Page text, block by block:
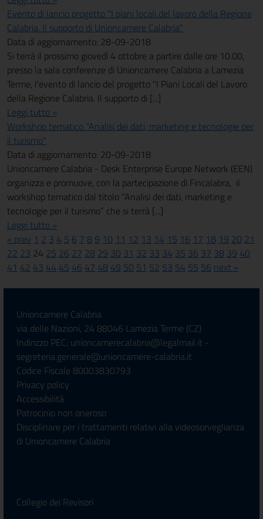
Evento di lancio progetto "I piani locali del lavoro della Regione
Calabria. Il supporto di Unioncamere Calabria"
Data di aggiornamento: 28-09-2018
Si terrà il prossimo giovedì 4 ottobre a partire dalle ore 10.00,
presso la sala conferenze di Unioncamere Calabria a Lamezia
Terme, l'evento di lancio del progetto "I Piani Locali del Lavoro
della Regione Calabria. Il supporto di [...]
Leggi tutto »
Workshop tematico "Analisi dei dati, marketing e tecnologie per
il turismo"
Data di aggiornamento: 20-09-2018
Unioncamere Calabria - Desk Enterprise Europe Network (EEN)
organizza e promuove, con la partecipazione di Fincalabra, il
workshop tematico dal titolo “Analisi dei dati, marketing e
tecnologie per il turismo” che si terrà [...]
Leggi tutto »
« prev 1 2 3 4 5 6 7 8 9 10 11 12 13 14 15 16 17 18 19 20 21
22 23 24 25 26 27 28 29 30 31 32 33 34 35 36 37 38 39 40
41 42 43 44 45 46 47 48 49 50 51 52 53 54 55 56 next »
Unioncamere Calabria
via delle Nazioni, 24 88046 Lamezia Terme (CZ)
Indirizzo PEC: unioncamerecalabria@legalmail.it -
segreteria.generale@unioncamere-calabria.it
Codice Fiscale 80003830793
Privacy policy
Accessibilità
Patrocinio non oneroso
Disciplinare per i trattamenti relativi alla videosorveglianza
di Unioncamere Calabria
Collegio dei Revisori